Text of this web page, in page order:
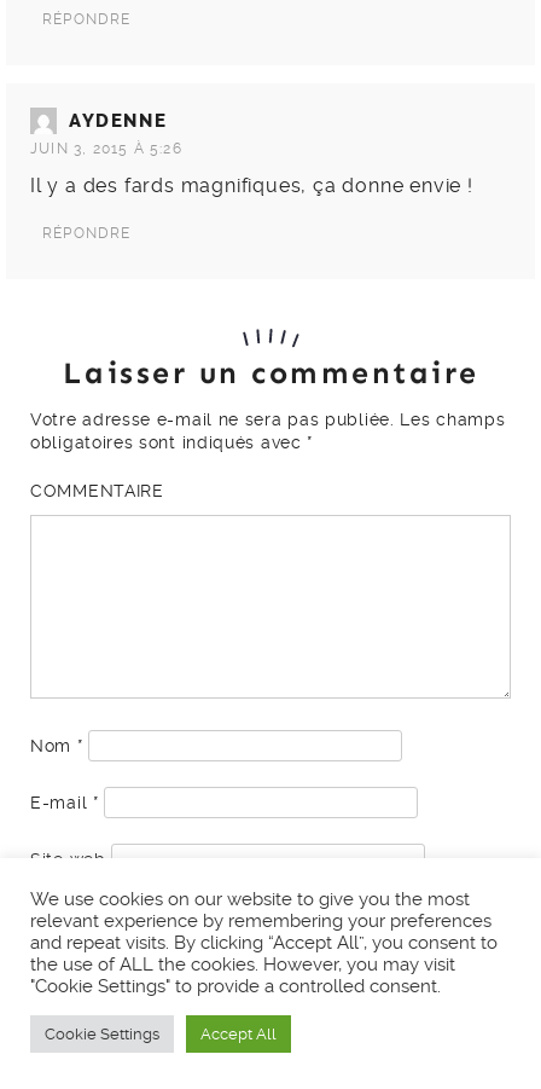
RÉPONDRE
AYDENNE
JUIN 3, 2015 À 5:26
Il y a des fards magnifiques, ça donne envie !
RÉPONDRE
Laisser un commentaire
Votre adresse e-mail ne sera pas publiée. Les champs
obligatoires sont indiqués avec *
COMMENTAIRE
Nom *
E-mail *
Site web
Prévenez-moi de tous les nouveaux commentaires
par e-mail.
Prévenez-moi de tous les nouveaux articles par e-
mail.
We use cookies on our website to give you the most
relevant experience by remembering your preferences
and repeat visits. By clicking “Accept All”, you consent to
the use of ALL the cookies. However, you may visit
"Cookie Settings" to provide a controlled consent.
Cookie Settings Accept All